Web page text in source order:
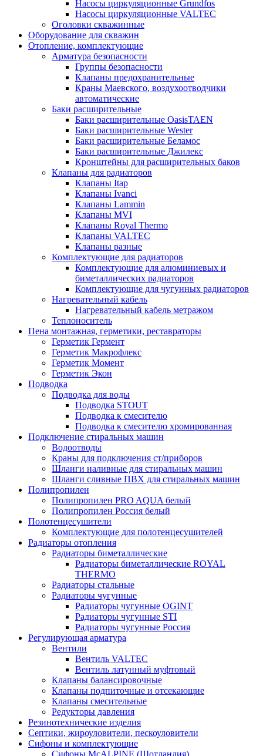
Насосы циркуляционные Grundfos
Насосы циркуляционные VALTEC
Оголовки скважинные
Оборудование для скважин
Отопление, комплектующие
Арматура безопасности
Группы безопасности
Клапаны предохранительные
Краны Маевского, воздухоотводчики
автоматические
Баки расширительные
Баки расширительные OasisTAEN
Баки расширительные Wester
Баки расширительные Беламос
Баки расширительные Джилекс
Кронштейны для расширительных баков
Клапаны для радиаторов
Клапаны Itap
Клапаны Ivanci
Клапаны Lammin
Клапаны MVI
Клапаны Royal Thermo
Клапаны VALTEC
Клапаны разные
Комплектующие для радиаторов
Комплектующие для алюминиевых и
биметаллических радиаторов
Комплектующие для чугунных радиаторов
Нагревательный кабель
Нагревательный кабель метражом
Теплоноситель
Пена монтажная, герметики, реставраторы
Герметик Гермент
Герметик Макрофлекс
Герметик Момент
Герметик Экон
Подводка
Подводка для воды
Подводка STOUT
Подводка к смесителю
Подводка к смесителю хромированная
Подключение стиральных машин
Водоотводы
Краны для подключения ст/приборов
Шланги наливные для стиральных машин
Шланги сливные ПВХ для стиральных машин
Полипропилен
Полипропилен PRO AQUA белый
Полипропилен Россия белый
Полотенцесушители
Комплектующие для полотенцесушителей
Радиаторы отопления
Радиаторы биметаллические
Радиаторы биметаллические ROYAL
THERMO
Радиаторы стальные
Радиаторы чугунные
Радиаторы чугунные OGINT
Радиаторы чугунные STI
Радиаторы чугунные Россия
Регулирующая арматура
Вентили
Вентиль VALTEC
Вентиль латунный муфтовый
Клапаны балансировочные
Клапаны подпиточные и отсекающие
Клапаны смесительные
Редукторы давления
Резинотехнические изделия
Септики, жироуловители, пескоуловители
Сифоны и комплектующие
Сифоны McALPINE (Шотландия)